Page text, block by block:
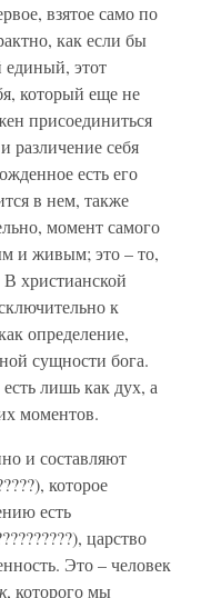
взятое само по
как если бы
единый, этот
который еще не
присоединиться
различение себя
есть его
в нем, также
момент самого
и живым; это – то,
христианской
к
определение,
сущности бога.
лишь как дух, а
моментов.
и составляют
которое
есть
царство
Это – человек
, которого мы